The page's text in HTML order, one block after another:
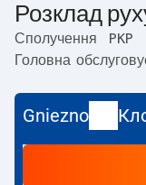
Розклад
Сполучення
Головна
Pocztowa,
Головна вирушає о 06:54.
пропонує
Подорож цим
Gniezno